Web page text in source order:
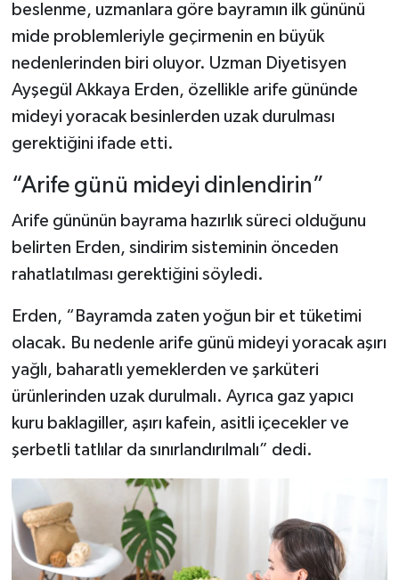
beslenme, uzmanlara göre bayramın ilk gününü
mide problemleriyle geçirmenin en büyük
nedenlerinden biri oluyor. Uzman Diyetisyen
Ayşegül Akkaya Erden, özellikle arife gününde
mideyi yoracak besinlerden uzak durulması
gerektiğini ifade etti.
“Arife günü mideyi dinlendirin”
Arife gününün bayrama hazırlık süreci olduğunu
belirten Erden, sindirim sisteminin önceden
rahatlatılması gerektiğini söyledi.
Erden, “Bayramda zaten yoğun bir et tüketimi
olacak. Bu nedenle arife günü mideyi yoracak aşırı
yağlı, baharatlı yemeklerden ve şarküteri
ürünlerinden uzak durulmalı. Ayrıca gaz yapıcı
kuru baklagiller, aşırı kafein, asitli içecekler ve
şerbetli tatlılar da sınırlandırılmalı” dedi.
Vasıta
Vefat Haberleri
Yaşam